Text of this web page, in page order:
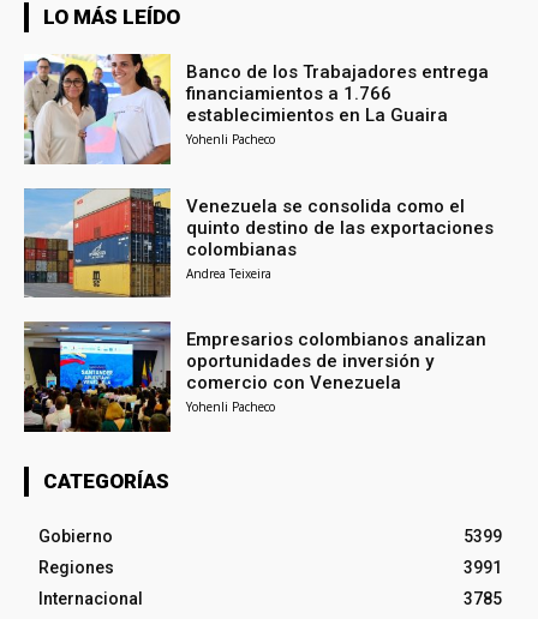
LO MÁS LEÍDO
Banco de los Trabajadores entrega
financiamientos a 1.766
establecimientos en La Guaira
Yohenli Pacheco
Venezuela se consolida como el
quinto destino de las exportaciones
colombianas
Andrea Teixeira
Empresarios colombianos analizan
oportunidades de inversión y
comercio con Venezuela
Yohenli Pacheco
CATEGORÍAS
Gobierno
5399
Regiones
3991
Internacional
3785